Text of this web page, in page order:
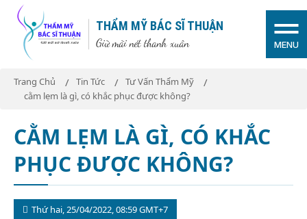
THẨM MỸ BÁC SĨ THUẬN
Giữ mãi nét thanh xuân MENU
Trang Chủ Tin Tức
Tư Vấn Thẩm Mỹ
cằm lẹm là gì, có khắc phục được không?
CẰM LẸM LÀ GÌ, CÓ KHẮC
PHỤC ĐƯỢC KHÔNG?
Thứ hai, 25/04/2022, 08:59 GMT+7